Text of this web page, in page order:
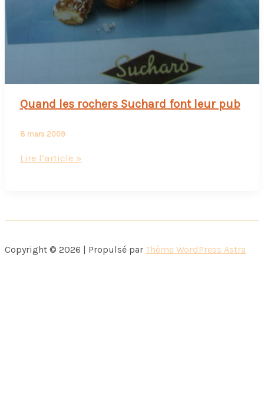
Quand les rochers Suchard font leur pub
8 mars 2009
Quand
font
pub
Lire l’article »
Copyright © 2026 | Propulsé par Thème WordPress Astra